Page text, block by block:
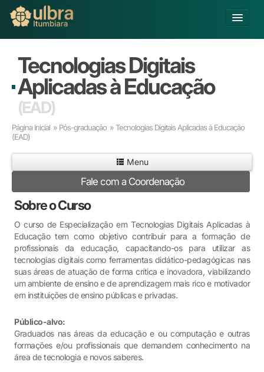
Buscar
Já sou Aluno
Educação Básica
Graduação
Pós-graduação
Educação a Distância
Extensão
Inovação
Sobre a ULBRA
Tecnologias Digitais
Aplicadas à Educação
(EAD)
Página Inicial » Pós-graduação » Tecnologias Digitais Aplicadas à Educação
(EAD)
Menu
Fale com a Coordenação
Sobre o Curso
O curso de Especialização em Tecnologias Digitais Aplicadas à
Educação tem como objetivo contribuir para a formação de
profissionais da educação, capacitando-os para utilizar as
tecnologias digitais como ferramentas didático-pedagógicas nas
suas áreas de atuação de forma crítica e inovadora, viabilizando
um ambiente de ensino e de aprendizagem mais rico e motivador
em instituições de ensino públicas e privadas.
Público-alvo:
Graduados nas áreas da educação e ou computação e outras
formações e/ou profissionais que demandem conhecimento na
área de tecnologia e novos saberes.